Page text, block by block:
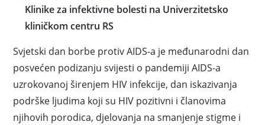
Klinike za infektivne bolesti na Univerzitetsko
kliničkom centru RS
Svjetski dan borbe protiv AIDS-a je međunarodni dan
posvećen podizanju svijesti o pandemiji AIDS-a
uzrokovanoj širenjem HIV infekcije, dan iskazivanja
podrške ljudima koji su HIV pozitivni i članovima
njihovih porodica, djelovanja na smanjenje stigme i